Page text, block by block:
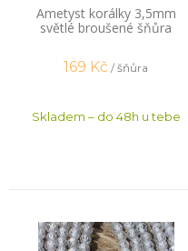
Ametyst korálky 3,5mm
světlé broušené šňůra
169 Kč / šňůra
Skladem – do 48h u tebe